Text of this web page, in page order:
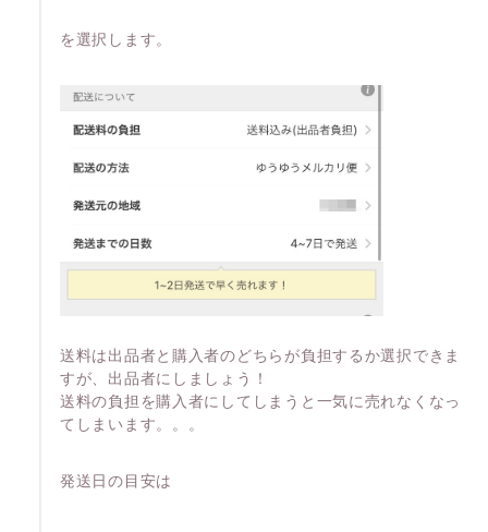
を選択します。
送料は出品者と購入者のどちらが負担するか選択できま
すが、出品者にしましょう！
送料の負担を購入者にしてしまうと一気に売れなくなっ
てしまいます。。。
発送日の目安は